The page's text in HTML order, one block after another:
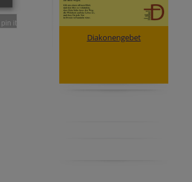
pin it
Diakonengebet